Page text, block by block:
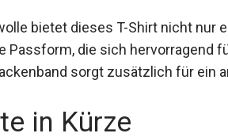
bietet dieses T-Shirt nicht nur
Passform, die sich hervorragend
sorgt zusätzlich für ein
in Kürze